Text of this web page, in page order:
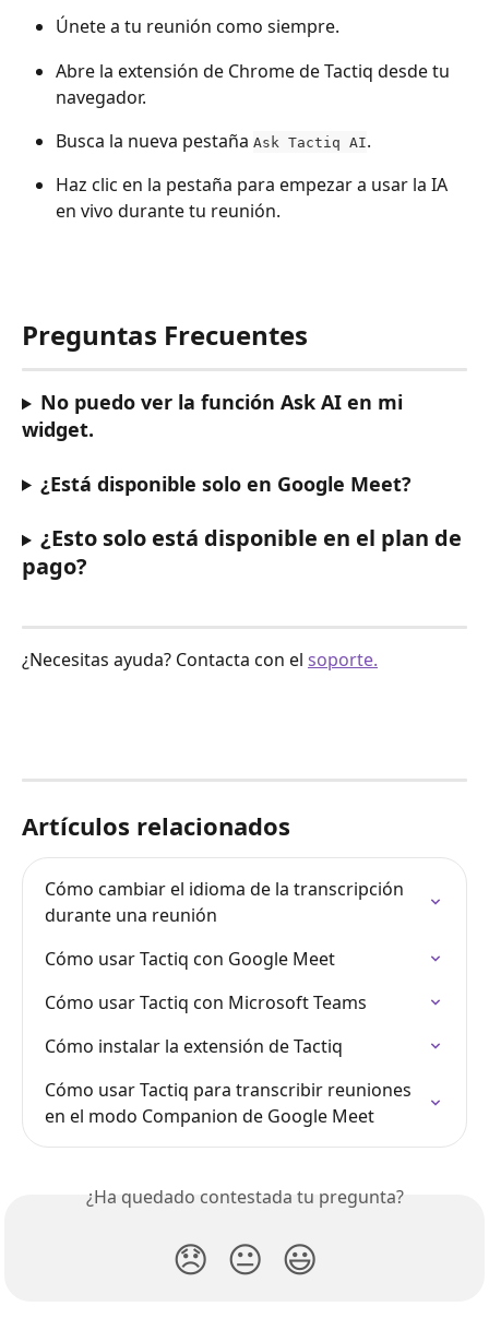
Únete a tu reunión como siempre.
Abre la extensión de Chrome de Tactiq desde tu
navegador.
Busca la nueva pestaña Ask Tactiq AI.
Haz clic en la pestaña para empezar a usar la IA
en vivo durante tu reunión.
Preguntas Frecuentes
No puedo ver la función Ask AI en mi
widget.
¿Está disponible solo en Google Meet?
¿Esto solo está disponible en el plan de
pago?
¿Necesitas ayuda? Contacta con el soporte.
Artículos relacionados
Cómo cambiar el idioma de la transcripción
durante una reunión
Cómo usar Tactiq con Google Meet
Cómo usar Tactiq con Microsoft Teams
Cómo instalar la extensión de Tactiq
Cómo usar Tactiq para transcribir reuniones
en el modo Companion de Google Meet
¿Ha quedado contestada tu pregunta?
😞 😐 😃